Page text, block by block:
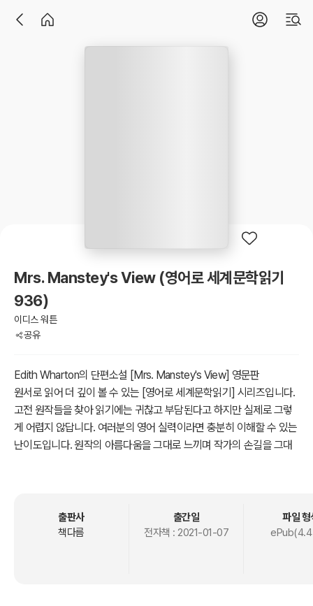
Mrs. Manstey's View (영어로 세계문학읽기
936)
이디스 워튼
공유
Edith Wharton의 단편소설 [Mrs. Manstey's View] 영문판
원서로 읽어 더 깊이 볼 수 있는 [영어로 세계문학읽기] 시리즈입니다.
고전 원작들을 찾아 읽기에는 귀찮고 부담된다고 하지만 실제로 그렇
게 어렵지 않답니다. 여러분의 영어 실력이라면 충분히 이해할 수 있는
난이도입니다. 원작의 아름다움을 그대로 느끼며 작가의 손길을 그대
출판사
책다름
출간일
전자책 : 2021-01-07
파일 형
ePub(4.4